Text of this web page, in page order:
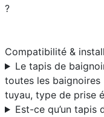
?
Compatibilité &
Le tapis de
toutes les
tuyau, type de prise
Est-ce qu’un